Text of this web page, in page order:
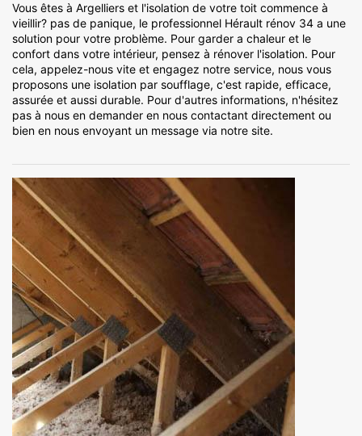
Vous êtes à Argelliers et l'isolation de votre toit commence à
vieillir? pas de panique, le professionnel Hérault rénov 34 a une
solution pour votre problème. Pour garder a chaleur et le
confort dans votre intérieur, pensez à rénover l'isolation. Pour
cela, appelez-nous vite et engagez notre service, nous vous
proposons une isolation par soufflage, c'est rapide, efficace,
assurée et aussi durable. Pour d'autres informations, n'hésitez
pas à nous en demander en nous contactant directement ou
bien en nous envoyant un message via notre site.